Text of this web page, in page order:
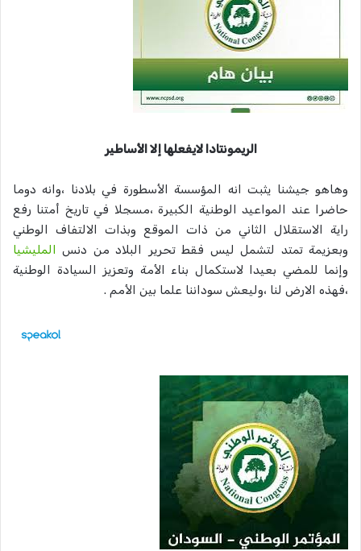
الريمونتادا لايفعلها إلا الأساطير
وهاهو جيشنا يثبت انه المؤسسة الأسطورة في بلادنا ،وانه دوما
حاضرا عند المواعيد الوطنية الكبيرة ،مسجلا في تاريخ أمتنا رفع
راية الاستقلال الثاني من ذات الموقع وبذات الالتفاف الوطني
وبعزيمة تمتد لتشمل ليس فقط تحرير البلاد من دنس المليشيا
وإنما للمضي بعيدا لاستكمال بناء الأمة وتعزيز السيادة الوطنية
،فهذه الارض لنا ،وليعش سوداننا علما بين الأمم .